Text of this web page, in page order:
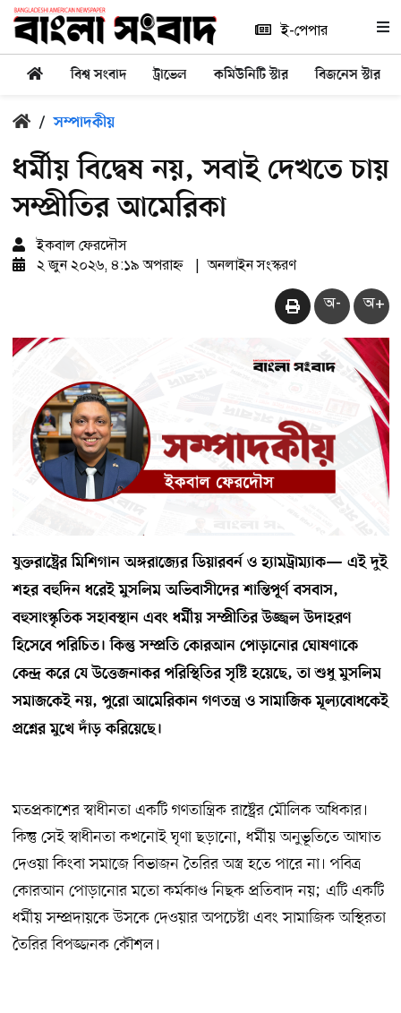
ই-পেপার
বিশ্ব সংবাদ ট্রাভেল কমিউনিটি স্টার বিজনেস স্টার
/ সম্পাদকীয়
ধর্মীয় বিদ্বেষ নয়, সবাই দেখতে চায়
সম্প্রীতির আমেরিকা
ইকবাল ফেরদৌস
২ জুন ২০২৬, ৪:১৯ অপরাহ্ন
অনলাইন সংস্করণ
অ- অ+
যুক্তরাষ্ট্রের মিশিগান অঙ্গরাজ্যের ডিয়ারবর্ন ও হ্যামট্রাম্যাক— এই দুই
শহর বহুদিন ধরেই মুসলিম অভিবাসীদের শান্তিপূর্ণ বসবাস,
বহুসাংস্কৃতিক সহাবস্থান এবং ধর্মীয় সম্প্রীতির উজ্জ্বল উদাহরণ
হিসেবে পরিচিত। কিন্তু সম্প্রতি কোরআন পোড়ানোর ঘোষণাকে
কেন্দ্র করে যে উত্তেজনাকর পরিস্থিতির সৃষ্টি হয়েছে, তা শুধু মুসলিম
সমাজকেই নয়, পুরো আমেরিকান গণতন্ত্র ও সামাজিক মূল্যবোধকেই
প্রশ্নের মুখে দাঁড় করিয়েছে।
মতপ্রকাশের স্বাধীনতা একটি গণতান্ত্রিক রাষ্ট্রের মৌলিক অধিকার।
কিন্তু সেই স্বাধীনতা কখনোই ঘৃণা ছড়ানো, ধর্মীয় অনুভূতিতে আঘাত
দেওয়া কিংবা সমাজে বিভাজন তৈরির অস্ত্র হতে পারে না। পবিত্র
কোরআন পোড়ানোর মতো কর্মকাণ্ড নিছক প্রতিবাদ নয়; এটি একটি
ধর্মীয় সম্প্রদায়কে উসকে দেওয়ার অপচেষ্টা এবং সামাজিক অস্থিরতা
তৈরির বিপজ্জনক কৌশল।